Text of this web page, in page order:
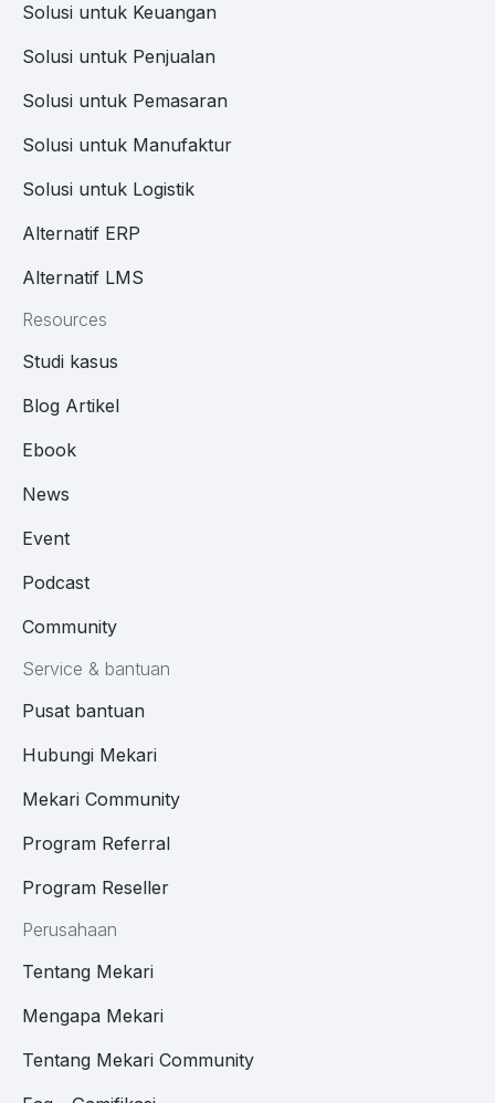
Solusi untuk Keuangan
Solusi untuk Penjualan
Solusi untuk Pemasaran
Solusi untuk Manufaktur
Solusi untuk Logistik
Alternatif ERP
Alternatif LMS
Resources
Studi kasus
Blog Artikel
Ebook
News
Event
Podcast
Community
Service & bantuan
Pusat bantuan
Hubungi Mekari
Mekari Community
Program Referral
Program Reseller
Perusahaan
Tentang Mekari
Mengapa Mekari
Tentang Mekari Community